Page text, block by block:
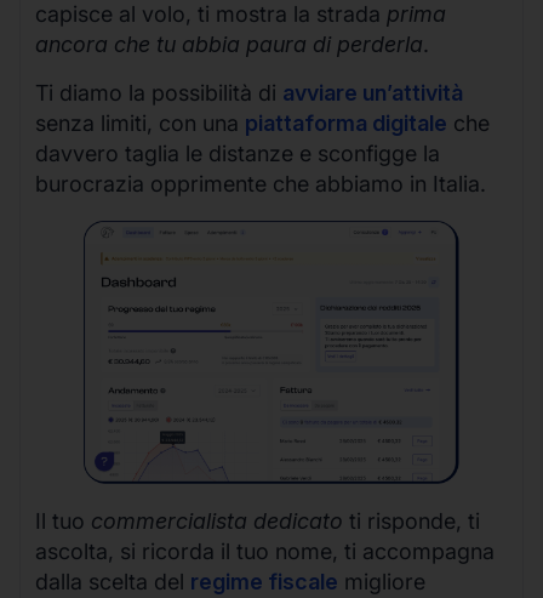
capisce al volo, ti mostra la strada prima
ancora che tu abbia paura di perderla.
Ti diamo la possibilità di avviare un’attività
senza limiti, con una piattaforma digitale che
davvero taglia le distanze e sconfigge la
burocrazia opprimente che abbiamo in Italia.
Il tuo commercialista dedicato ti risponde, ti
ascolta, si ricorda il tuo nome, ti accompagna
dalla scelta del regime fiscale migliore